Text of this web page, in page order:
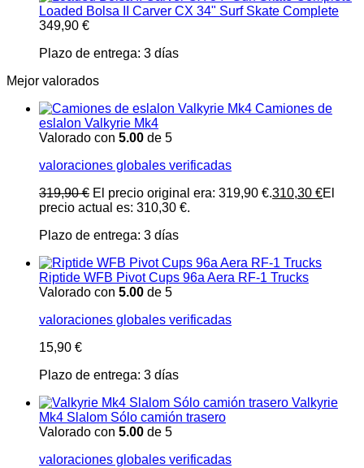
Loaded Bolsa II Carver CX 34" Surf Skate Complete
349,90 €
Plazo de entrega: 3 días
Mejor valorados
Camiones de
eslalon Valkyrie Mk4
Valorado con 5.00 de 5
valoraciones globales verificadas
319,90€ El precio original era: 319,90 €.310,30 €El
precio actual es: 310,30 €.
Plazo de entrega: 3 días
Riptide WFB Pivot Cups 96a Aera RF-1 Trucks
Valorado con 5.00 de 5
valoraciones globales verificadas
15,90 €
Plazo de entrega: 3 días
Valkyrie
Mk4 Slalom Sólo camión trasero
Valorado con 5.00 de 5
valoraciones globales verificadas